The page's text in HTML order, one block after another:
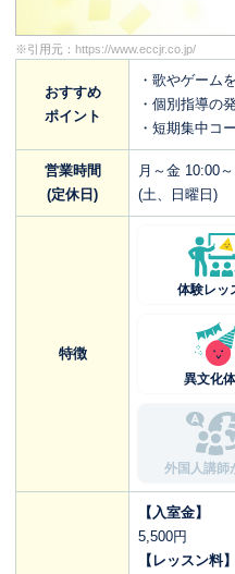
※引用元： https://www.eccjr.co.jp/
おすすめ
ポイント
・歌やゲーム
・個別指導の
・短期集中コ
営業時間
(定休日)
月～金 10:00
(土、日曜日)
特徴
体験レッ
異文化
外国人講師
【入室金】
5,500円
【レッスン料】